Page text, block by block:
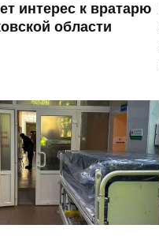
интерес к вратарю
области